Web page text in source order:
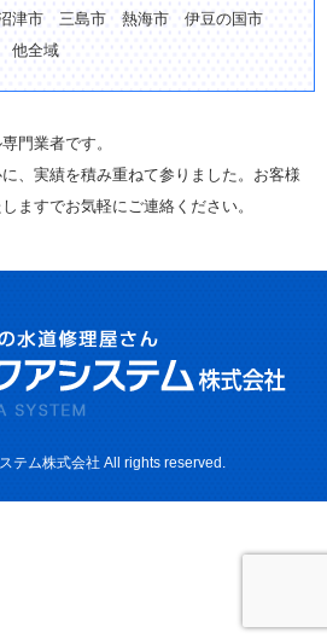
津市 三島市 熱海市 伊豆の国市
他全域
門業者です。
、実績を積み重ねて参りました。お客様
ますでお気軽にご連絡ください。
テム株式会社 All rights reserved.